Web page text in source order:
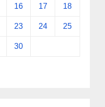
16 17 18
23 24 25
30